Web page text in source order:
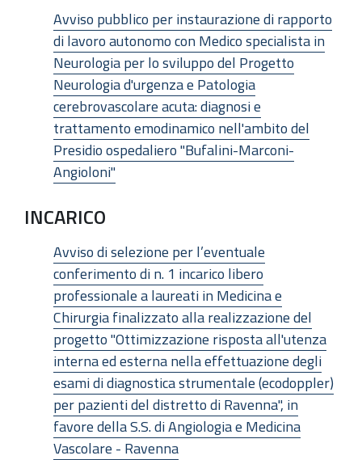
Avviso pubblico per instaurazione di rapporto
di lavoro autonomo con Medico specialista in
Neurologia per lo sviluppo del Progetto
Neurologia d'urgenza e Patologia
cerebrovascolare acuta: diagnosi e
trattamento emodinamico nell'ambito del
Presidio ospedaliero "Bufalini-Marconi-
Angioloni"
INCARICO
Avviso di selezione per l’eventuale
conferimento di n. 1 incarico libero
professionale a laureati in Medicina e
Chirurgia finalizzato alla realizzazione del
progetto "Ottimizzazione risposta all'utenza
interna ed esterna nella effettuazione degli
esami di diagnostica strumentale (ecodoppler)
per pazienti del distretto di Ravenna", in
favore della S.S. di Angiologia e Medicina
Vascolare - Ravenna